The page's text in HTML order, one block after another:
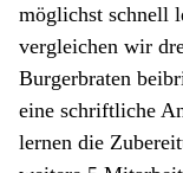
möglichst schnell
vergleichen wir
Burgerbraten
eine schriftliche
lernen die